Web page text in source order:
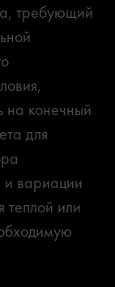
требующий
на конечный
для
и вариации
теплой или